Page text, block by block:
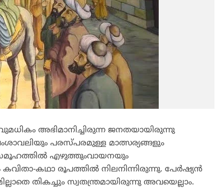
അഭിമാനിച്ചിരുന്ന ജനതയായിരുന്നു
പരസ്പരമുള്ള മാത്സര്യങ്ങളും
എഴുത്തുംവായനയും
കഥാ രൂപത്തില്‍ നിലനിന്നിരുന്നു. പേര്‍ഷ്യന്‍
തികച്ചും സ്വതന്ത്രമായിരുന്നു അവയെല്ലാം.